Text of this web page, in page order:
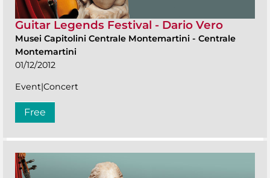
Guitar Legends Festival - Dario Vero
Musei Capitolini Centrale Montemartini - Centrale
Montemartini
01/12/2012
Event|Concert
Free